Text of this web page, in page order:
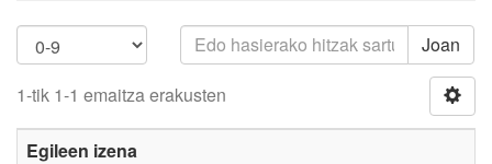
Joan
1-tik 1-1 emaitza erakusten
Egileen izena